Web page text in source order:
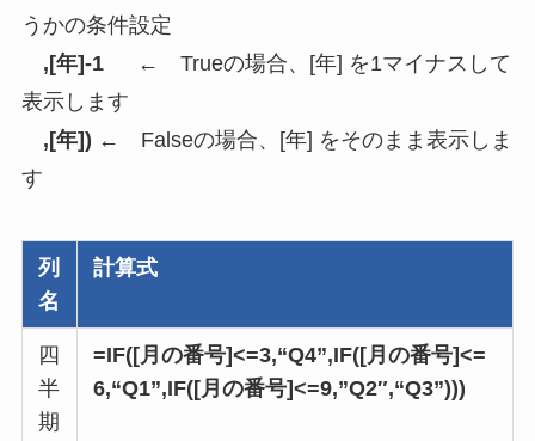
うかの条件設定
,[年]-1← Trueの場合、[年] を1マイナスして
表示します
,[年]) ← Falseの場合、[年] をそのまま表示しま
す
列
名
計算式
四
半
期
=IF([月の番号]<=3,“Q4”,IF([月の番号]<=
6,“Q1”,IF([月の番号]<=9,”Q2″,“Q3”)))